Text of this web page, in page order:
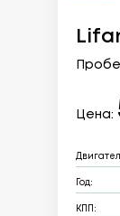
Цена:
Год:
КПП: